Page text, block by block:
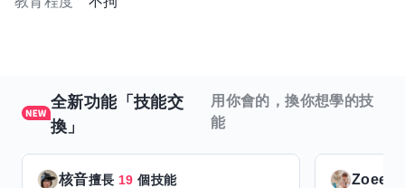
全新功能「技能交
換」
用你會的，換你想學的技
能
核音擅長 19 個技能 Zoeey